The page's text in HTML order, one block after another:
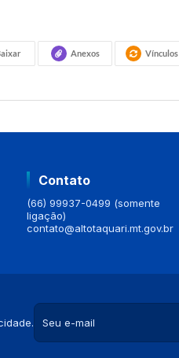
Anexos Vínculos
Contato
(66) 99937-0499 (somente
ligação)
contato@altotaquari.mt.gov.br